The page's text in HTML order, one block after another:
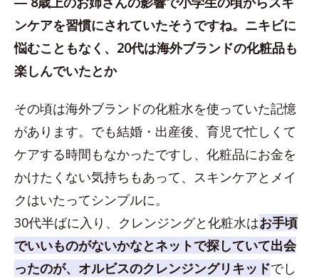
ンケアを習慣にされていたそうですね。ニキビに
悩むこともなく、20代は海外ブランドの化粧品も
楽しんでいたとか
その頃は海外ブランドの化粧水を使っていた記憶
があります。でも結婚・出産後、育児で忙しくて
ケアする時間もなかったですし、化粧品にお金を
かけたくない気持ちもあって、スキンケアとメイ
クはいたってシンプルに。
30代半ばに入り、クレンジングと化粧水はお手頃
でいいものがないかなとネットで探していて出会
ったのが、オルビスのクレンジングリキッドでし